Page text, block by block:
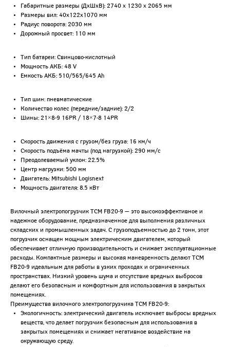
Габаритные размеры (ДхШхВ): 2740 x 1230 x 2065 мм
Размеры вил: 40x122x1070 мм
Радиус поворота: 2030 мм
Дорожный просвет: 110 мм
Тип батареи: Свинцово-кислотный
Мощность АКБ: 48 V
Емкость АКБ: 510/565/645 Ah
Тип шин: пневматические
Количество колес (передние/задние): 2/2
Шины: 21×8-9 16PR / 18×7-8 14PR
Скорость движения с грузом/без груза: 16 км/ч
Скорость подъёма мачты (под нагрузкой): 290 мм/с
Преодолеваемый уклон: 22.5%
Центр нагрузки: 500 мм
Двигатель: Mitsubishi Logisnext
Мощность двигателя: 8.5 кВт
Вилочный электропогрузчик TCM FB20-9 — это высокоэффективное и
надежное оборудование, предназначенное для выполнения различных
складских и промышленных задач. С грузоподъемностью до 2 тонн, этот
погрузчик оснащен мощным электрическим двигателем, который
обеспечивает отличную производительность и снижает эксплуатационные
расходы. Компактные размеры и высокая маневренность делают TCM
FB20-9 идеальным для работы в узких проходах и ограниченных
пространствах. Низкий уровень шума и отсутствие вредных выбросов
делают его безопасным и комфортным для использования в закрытых
помещениях.
Преимущества вилочного электропогрузчика TCM FB20-9:
Экологичность: электрический двигатель исключает выбросы вредных
веществ, что делает погрузчик безопасным для использования в
закрытых помещениях и снижает негативное воздействие на
окружающую среду.
платите потом!
Чтобы закрепить за собой предложение
введите телефон в поле ниже и нажмите на
кнопку "Хочу!"
Хочу!
Согласен на обработку персональных данных
Сделано в